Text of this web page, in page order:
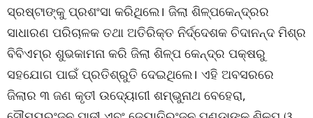
ସ୍ରଷ୍ଟାଙ୍କୁ ପ୍ରଶଂସା କରିଥିଲେ। ଜିଲା ଶିଳ୍ପକେନ୍ଦ୍ରର
ସାଧାରଣ ପରିଚାଳକ ତଥା ଅତିରିକ୍ତ ନିର୍ଦ୍ଦେଶକ ଚିଦାନନ୍ଦ ମିଶ୍ର
ବିବିଏମ୍‌ର ଶୁଭକାମନା କରି ଜିଲା ଶିଳ୍ପ କେନ୍ଦ୍ର ପକ୍ଷରୁ
ସହଯୋଗ ପାଇଁ ପ୍ରତିଶ୍ରୁତି ଦେଇଥିଲେ। ଏହି ଅବସରରେ
ଜିଲାର ୩ ଜଣ କୃତୀ ଉଦ୍ୟୋଗୀ ଶମ୍ଭୁନାଥ ବେହେରା,